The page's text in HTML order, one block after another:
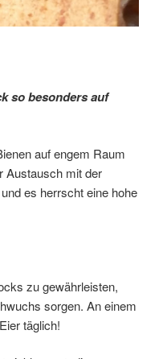
so besonders auf
auf engem Raum
Austausch mit der
es herrscht eine hohe
zu gewährleisten,
sorgen. An einem
täglich!